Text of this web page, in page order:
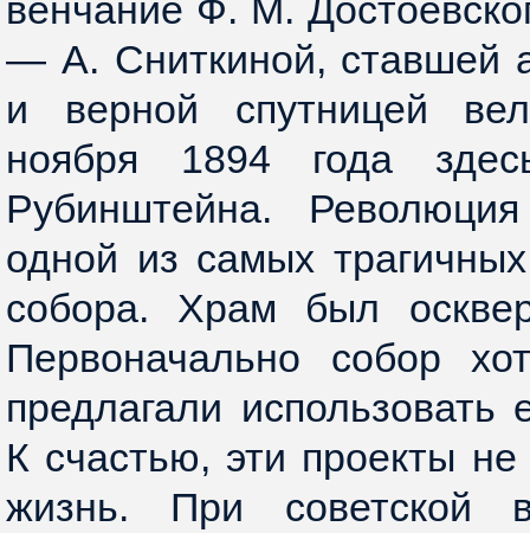
венчание Ф. М.
— А. Сниткиной, ставшей
и верной спутницей
ноября 1894 года
Рубинштейна.
одной из самых
собора. Храм был
Первоначально собор
предлагали использовать
К счастью, эти проекты
жизнь. При советской